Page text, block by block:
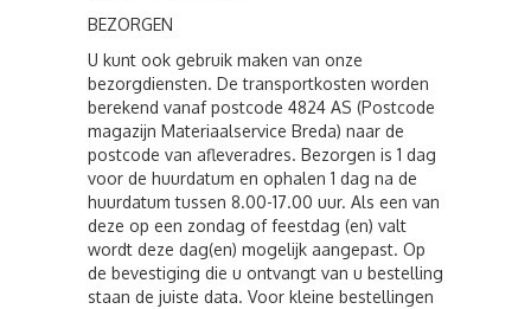
BEZORGEN
U kunt ook gebruik maken van onze
bezorgdiensten. De transportkosten worden
berekend vanaf postcode 4824 AS (Postcode
magazijn Materiaalservice Breda) naar de
postcode van afleveradres. Bezorgen is 1 dag
voor de huurdatum en ophalen 1 dag na de
huurdatum tussen 8.00-17.00 uur. Als een van
deze op een zondag of feestdag (en) valt
wordt deze dag(en) mogelijk aangepast. Op
de bevestiging die u ontvangt van u bestelling
staan de juiste data. Voor kleine bestellingen